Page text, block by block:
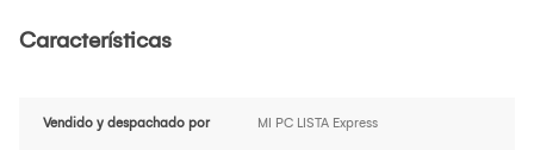
Características
Vendido y despachado por MI PC LISTA Express